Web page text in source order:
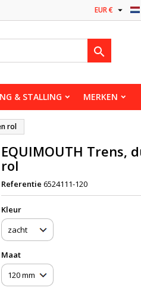
EUR € 

& STALLING MERKEN
rol
EQUIMOUTH Trens,
rol
Referentie 6524111-120
Kleur
Maat